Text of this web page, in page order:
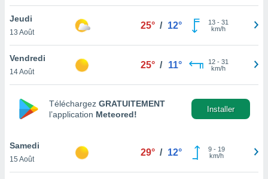
ou
le
ainsi
un
la
du
Jeudi
13 Août
25° / 12° 13- 31
km/h
Vendredi
14 Août
25° / 11° 12- 31
km/h
Téléchargez GRATUITEMENT
l’application Meteored!
Installer
Samedi
15 Août
29° / 12° 9- 19
km/h